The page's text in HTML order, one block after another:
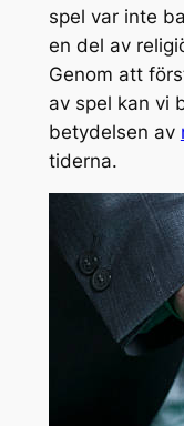
spel var inte
en del av
Genom att
av spel kan vi
betydelsen av
tiderna.